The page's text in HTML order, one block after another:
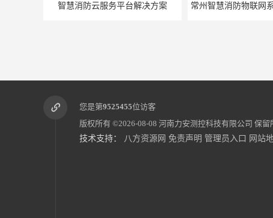
常州智慧消防物联网系统 智能消防物联网系统
您是第9525455位访客
版权所有 ©2026-08-08 河南力安测控科技有限公司 保留
技术支持： 八方资源网 免责声明 管理员入口 网站